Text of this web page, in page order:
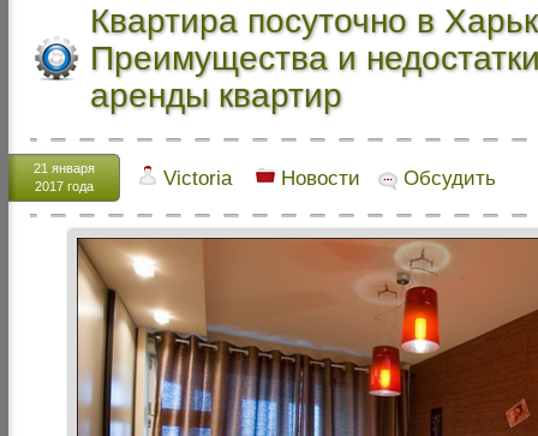
Квартира посуточно в
Преимущества и
аренды квартир
21 января
2017 года
Victoria Новости Обсудить